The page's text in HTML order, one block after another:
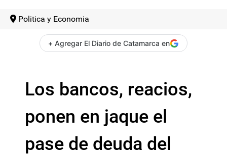
Politica y Economia
+ Agregar El Diario de Catamarca en
Los bancos, reacios,
ponen en jaque el
pase de deuda del